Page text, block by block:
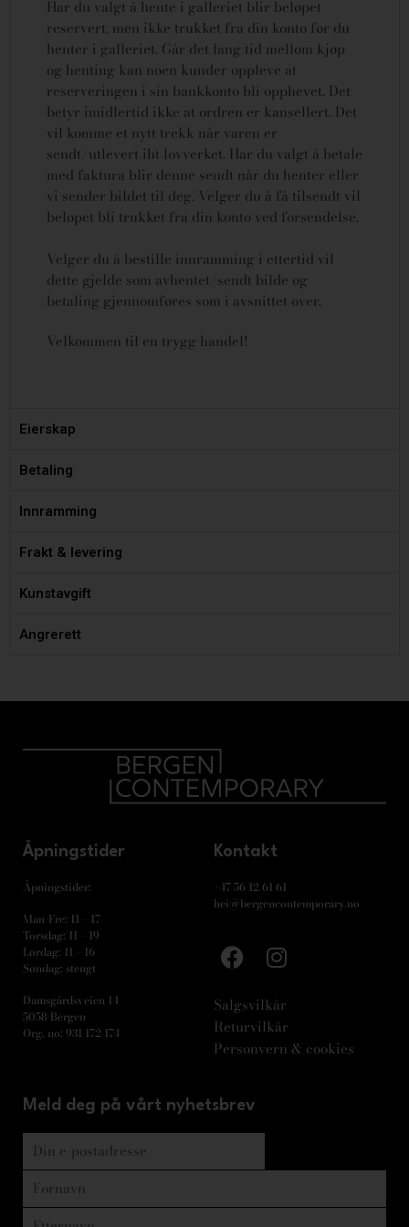
Har du valgt å hente i galleriet blir beløpet
reservert, men ikke trukket fra din konto før du
henter i galleriet. Går det lang tid mellom kjøp
og henting kan noen kunder oppleve at
reserveringen i sin bankkonto bli opphevet. Det
betyr imidlertid ikke at ordren er kansellert. Det
vil komme et nytt trekk når varen er
sendt/utlevert iht lovverket. Har du valgt å betale
med faktura blir denne sendt når du henter eller
vi sender bildet til deg. Velger du å få tilsendt vil
beløpet bli trukket fra din konto ved forsendelse.
Velger du å bestille innramming i ettertid vil
dette gjelde som avhentet/sendt bilde og
betaling gjennomføres som i avsnittet over.
Velkommen til en trygg handel!
Eierskap
Betaling
Innramming
Frakt & levering
Kunstavgift
Angrerett
Åpningstider
Åpningstider:
Man-Fre: 11 – 17
Torsdag: 11 – 19
Lørdag: 11 – 16
Søndag: stengt
Damsgårdsveien 14
5058 Bergen
Org. no: 931 172 174
Kontakt
+47 56 12 61 61
hei@bergencontemporary.no
Salgsvilkår
Returvilkår
Personvern & cookies
Meld deg på vårt nyhetsbrev